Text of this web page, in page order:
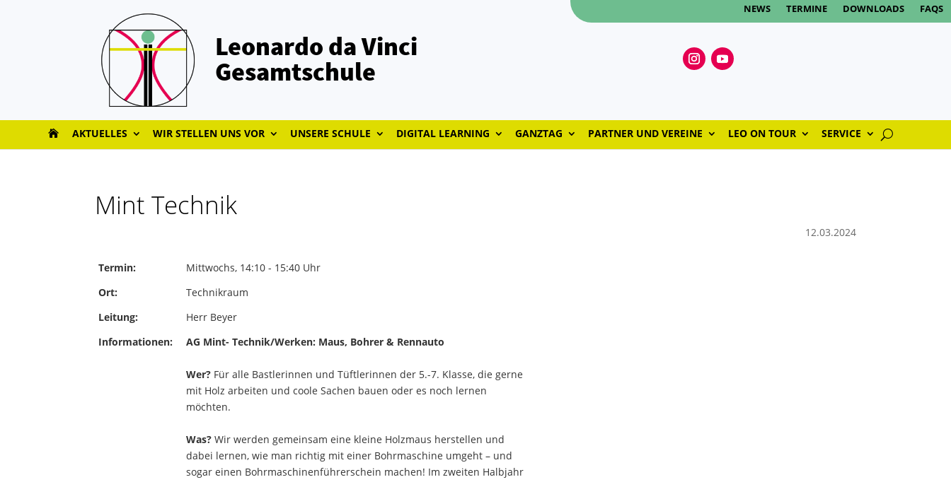
NEWS TERMINE DOWNLOADS FAQS
Leonardo da Vinci
Gesamtschule
AKTUELLES WIR STELLEN UNS VOR UNSERE SCHULE DIGITAL LEARNING GANZTAG PARTNER UND VEREINE LEO ON TOUR SERVICE
Mint Technik
12.03.2024
Termin:
Mittwochs, 14:10 - 15:40 Uhr
Ort:
Technikraum
Leitung:
Herr Beyer
Informationen:
AG Mint- Technik/Werken: Maus, Bohrer & Rennauto
Wer? Für alle Bastlerinnen und Tüftlerinnen der 5.-7. Klasse, die gerne
mit Holz arbeiten und coole Sachen bauen oder es noch lernen
möchten.
Was? Wir werden gemeinsam eine kleine Holzmaus herstellen und
dabei lernen, wie man richtig mit einer Bohrmaschine umgeht – und
sogar einen Bohrmaschinenführerschein machen! Im zweiten Halbjahr